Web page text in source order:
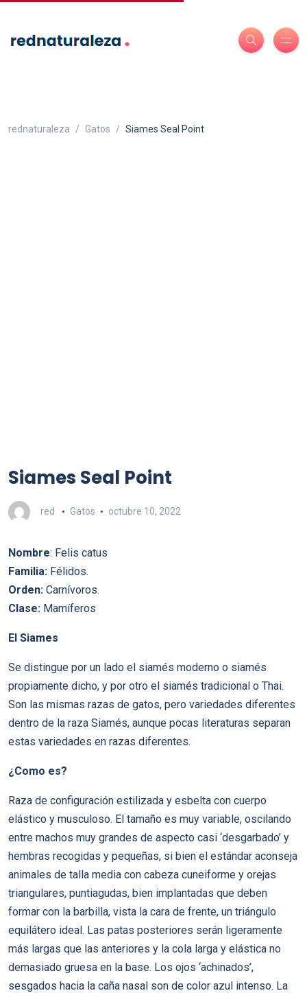
rednaturaleza Gatos Siames Seal Point
Siames Seal Point
red Gatos octubre 10, 2022
Nombre: Felis catus
Familia: Félidos.
Orden: Carní­voros.
Clase: Mamí­feros
El Siames
Se distingue por un lado el siamés moderno o siamés
propiamente dicho, y por otro el siamés tradicional o Thai.
Son las mismas razas de gatos, pero variedades diferentes
dentro de la raza Siamés, aunque pocas literaturas separan
estas variedades en razas diferentes.
¿Como es?
Raza de configuración estilizada y esbelta con cuerpo
elástico y musculoso. El tamaño es muy variable, oscilando
entre machos muy grandes de aspecto casi ‘desgarbado’ y
hembras recogidas y pequeñas, si bien el estándar aconseja
animales de talla media con cabeza cuneiforme y orejas
triangulares, puntiagudas, bien implantadas que deben
formar con la barbilla, vista la cara de frente, un triángulo
equilátero ideal. Las patas posteriores serán ligeramente
más largas que las anteriores y la cola larga y elástica no
demasiado gruesa en la base. Los ojos ‘achinados’,
sesgados hacia la caña nasal son de color azul intenso. La